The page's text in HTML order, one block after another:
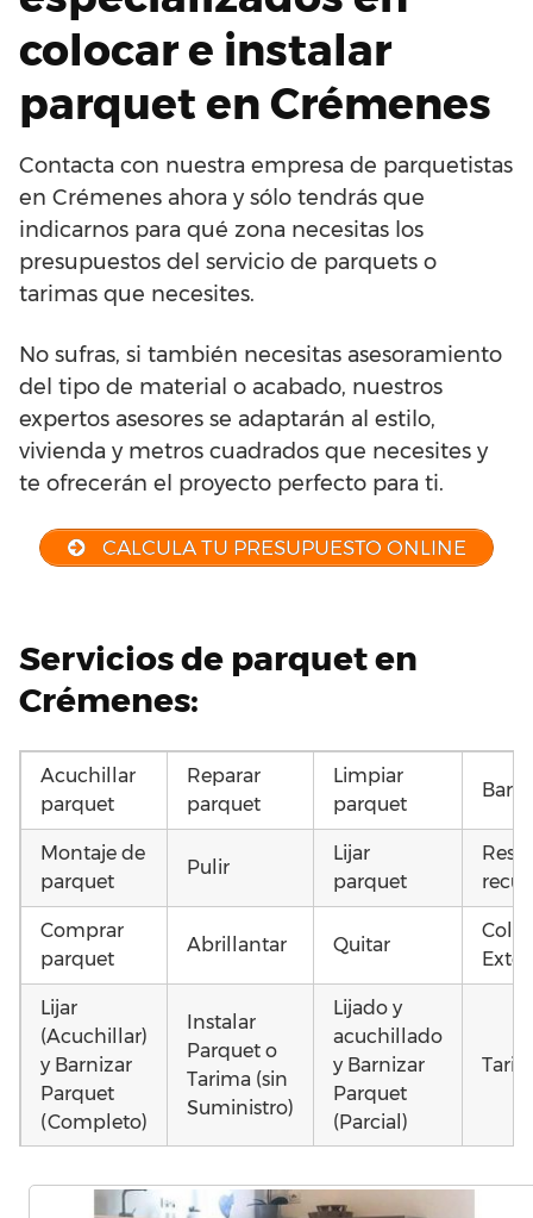
colocar e instalar
parquet en Crémenes
Contacta con nuestra empresa de parquetistas
en Crémenes ahora y sólo tendrás que
indicarnos para qué zona necesitas los
presupuestos del servicio de parquets o
tarimas que necesites.
No sufras, si también necesitas asesoramiento
del tipo de material o acabado, nuestros
expertos asesores se adaptarán al estilo,
vivienda y metros cuadrados que necesites y
te ofrecerán el proyecto perfecto para ti.
CALCULA TU PRESUPUESTO ONLINE
Servicios de parquet en
Crémenes:
Acuchillar
parquet
Reparar
parquet
Limpiar
parquet
Montaje de
parquet
Pulir
Lijar
parquet
Comprar
parquet
Abrillantar Quitar
Lijar
(Acuchillar)
y Barnizar
Parquet
(Completo)
Instalar
Parquet o
Tarima (sin
Suministro)
Lijado y
acuchillado
y Barnizar
Parquet
(Parcial)
parquet o
parquet o
parquet o